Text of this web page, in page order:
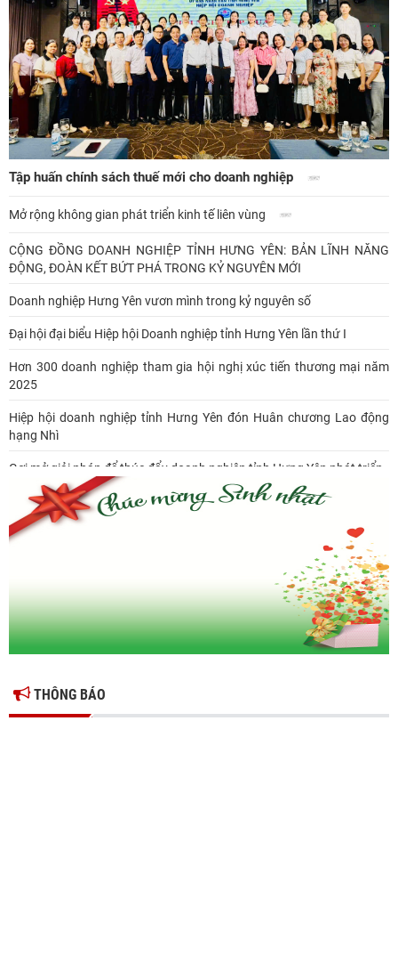
Tập huấn chính sách thuế mới cho doanh nghiệp
Mở rộng không gian phát triển kinh tế liên vùng
CỘNG ĐỒNG DOANH NGHIỆP TỈNH HƯNG YÊN: BẢN LĨNH NĂNG
ĐỘNG, ĐOÀN KẾT BỨT PHÁ TRONG KỶ NGUYÊN MỚI
Doanh nghiệp Hưng Yên vươn mình trong kỷ nguyên số
Đại hội đại biểu Hiệp hội Doanh nghiệp tỉnh Hưng Yên lần thứ I
Hơn 300 doanh nghiệp tham gia hội nghị xúc tiến thương mại năm
2025
Hiệp hội doanh nghiệp tỉnh Hưng Yên đón Huân chương Lao động
hạng Nhì
Gợi mở giải pháp để thúc đẩy doanh nghiệp tỉnh Hưng Yên phát triển
Ông Đỗ Văn Vẻ là Chủ tịch Hiệp hội Doanh nghiệp tỉnh Hưng Yên
Hiệp hội doanh nghiệp tỉnh Hưng Yên: Cập nhật chính sách thuế mới
THÔNG BÁO